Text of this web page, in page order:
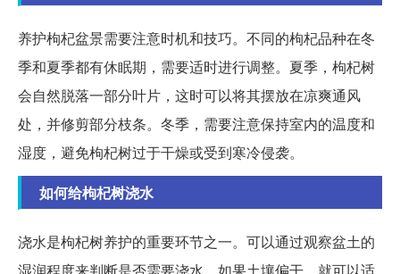
养护枸杞盆景需要注意时机和技巧。不同的枸杞品种在冬
季和夏季都有休眠期，需要适时进行调整。夏季，枸杞树
会自然脱落一部分叶片，这时可以将其摆放在凉爽通风
处，并修剪部分枝条。冬季，需要注意保持室内的温度和
湿度，避免枸杞树过于干燥或受到寒冷侵袭。
如何给枸杞树浇水
浇水是枸杞树养护的重要环节之一。可以通过观察盆土的
湿润程度来判断是否需要浇水。如果土壤偏干，就可以适